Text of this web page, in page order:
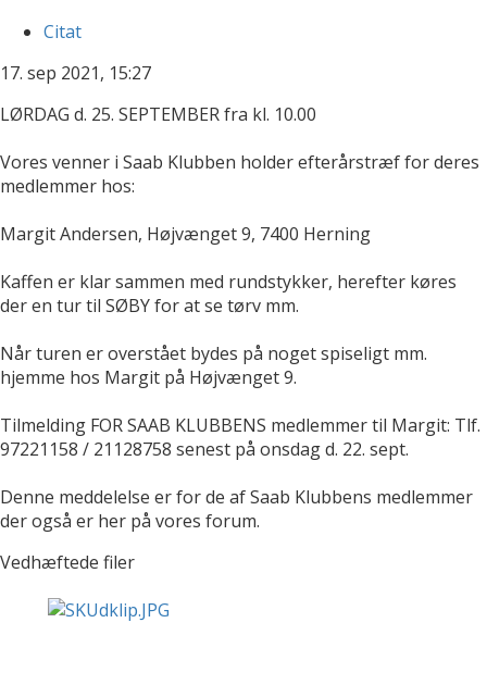
Citat
17. sep 2021, 15:27
LØRDAG d. 25. SEPTEMBER fra kl. 10.00
Vores venner i Saab Klubben holder efterårstræf for deres
medlemmer hos:
Margit Andersen, Højvænget 9, 7400 Herning
Kaffen er klar sammen med rundstykker, herefter køres
der en tur til SØBY for at se tørv mm.
Når turen er overstået bydes på noget spiseligt mm.
hjemme hos Margit på Højvænget 9.
Tilmelding FOR SAAB KLUBBENS medlemmer til Margit: Tlf.
97221158 / 21128758 senest på onsdag d. 22. sept.
Denne meddelelse er for de af Saab Klubbens medlemmer
der også er her på vores forum.
Vedhæftede filer